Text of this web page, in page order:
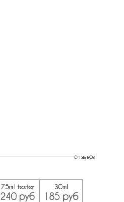
отзывов
75ml tester
240 руб
30ml
185 руб